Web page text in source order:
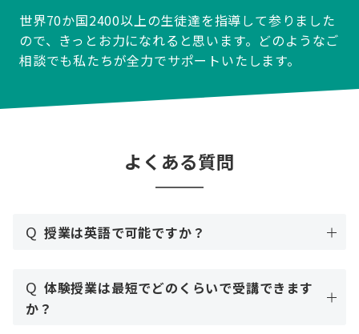
世界70か国2400以上の生徒達を指導して参りました
ので、きっとお力になれると思います。どのようなご
相談でも私たちが全力でサポートいたします。
よくある質問
Q 授業は英語で可能ですか？
Q 体験授業は最短でどのくらいで受講できます
か？